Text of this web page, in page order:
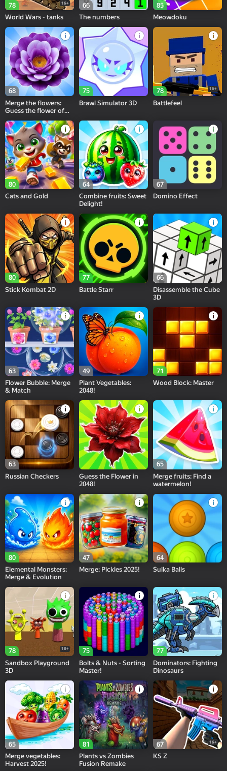
78 16+
World Wars - tanks
66
The numbers
85
Meowdoku
68
Merge the flowers:
Guess the flower of
75
Brawl Simulator 3D
78 16+
Battlefeel
80
Cats and Gold
64
Combine fruits: Sweet
Delight!
67
Domino Effect
80
Stick Kombat 2D
77
Battle Starr
66
Disassemble the Cube
3D
63
Flower Bubble: Merge
& Match
49
Plant Vegetables:
2048!
71
Wood Block: Master
63
Russian Checkers
Guess the Flower in
2048!
65
Merge fruits: Find a
watermelon!
80
Elemental Monsters:
Merge & Evolution
47
Merge: Pickles 2025!
64
Suika Balls
78 18+
Sandbox Playground
3D
75
Bolts & Nuts - Sorting
Master!
77
Dominators: Fighting
Dinosaurs
65
Merge vegetables:
Harvest 2025!
81
Plants vs Zombies
Fusion Remake
67 16+
KS Z